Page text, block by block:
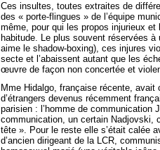
Ces insultes, toutes extraites de
des « porte-flingues » de l’équipe
même, pour qui les propos injurieux
habitude. Le plus souvent réservées
aime le shadow-boxing), ces injures
secte et l’abaissent autant que les
œuvre de façon non concertée et
Mme Hidalgo, française récente,
d’étrangers devenus récemment
parisien : l’homme de communication
communication, un certain Nadjovski,
tête ». Pour le reste elle s’était calée
d’ancien dirigeant de la LCR,